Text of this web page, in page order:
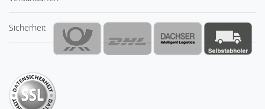
Sicherheit